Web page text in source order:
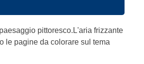
pittoresco.L'aria frizzante
le pagine da colorare sul tema